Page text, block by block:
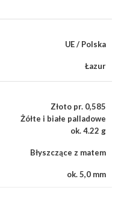
UE / Polska
Łazur
Złoto pr. 0,585
Żółte i białe palladowe
ok. 4.22 g
Błyszczące z matem
ok. 5,0 mm